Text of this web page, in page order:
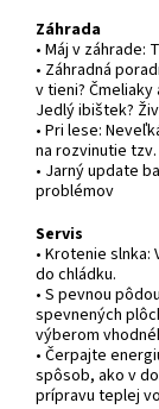
Záhrada
• Máj v záhrade:
• Záhradná
v tieni?
Jedlý ibištek?
• Pri lese:
na rozvinutie
• Jarný update
problémov
Servis
• Krotenie
do chládku.
• S pevnou
spevnených
výberom
• Čerpajte
spôsob, ako v
prípravu teplej